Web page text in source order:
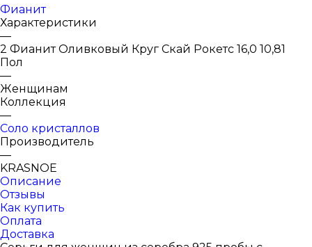
Фианит
Характеристики
—
2 Фианит Оливковый Круг Скай Рокетс 16,0 10,81
Пол
—
Женщинам
Коллекция
—
Соло кристаллов
Производитель
—
KRASNOE
Описание
Отзывы
Как купить
Оплата
Доставка